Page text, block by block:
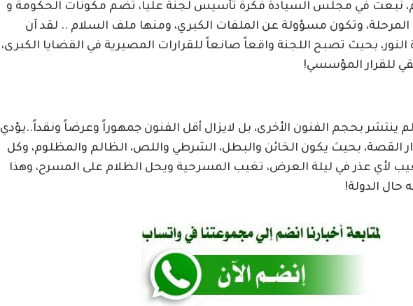
نبعت في مجلس السيادة فكرة تأسيس لجنة عليا، تضم مكونات الحكومة و
المرحلة، وتكون مسؤولة عن الملفات الكبري، ومنها ملف السلام .. لقد آن
النور، بحيث تصبح اللجنة واقعاً صانعاً للقرارات المصيرية في القضايا الكبرى،
للقرار المؤسسي!
ينتشر بحجم الفنون الأخرى، بل لايزال أقل الفنون جمهوراً وعرضاً ونقداً..يؤدي
القصة، بحيث يكون الخائن والبطل، الشرطي واللص، الظالم والمظلوم، وكل
لأي عذر في ليلة العرض، تغيب المسرحية ويحل الظلام على المسرح، وهذا
حال الدولة!